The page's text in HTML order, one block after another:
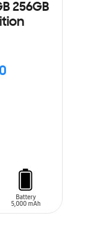
256GB